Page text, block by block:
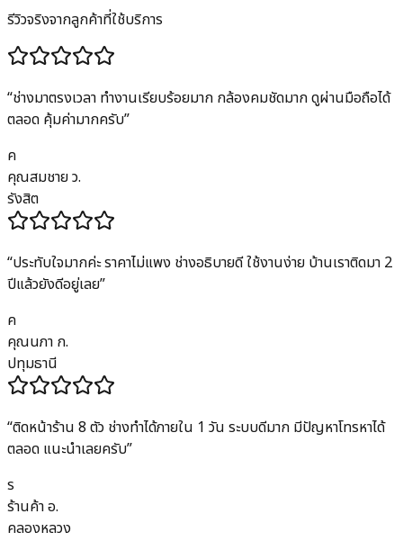
รีวิวจริงจากลูกค้าที่ใช้บริการ
“ช่างมาตรงเวลา ทำงานเรียบร้อยมาก กล้องคมชัดมาก ดูผ่านมือถือได้
ตลอด คุ้มค่ามากครับ”
ค
คุณสมชาย ว.
รังสิต
“ประทับใจมากค่ะ ราคาไม่แพง ช่างอธิบายดี ใช้งานง่าย บ้านเราติดมา 2
ปีแล้วยังดีอยู่เลย”
ค
คุณนภา ก.
ปทุมธานี
“ติดหน้าร้าน 8 ตัว ช่างทำได้ภายใน 1 วัน ระบบดีมาก มีปัญหาโทรหาได้
ตลอด แนะนำเลยครับ”
ร
ร้านค้า อ.
คลองหลวง